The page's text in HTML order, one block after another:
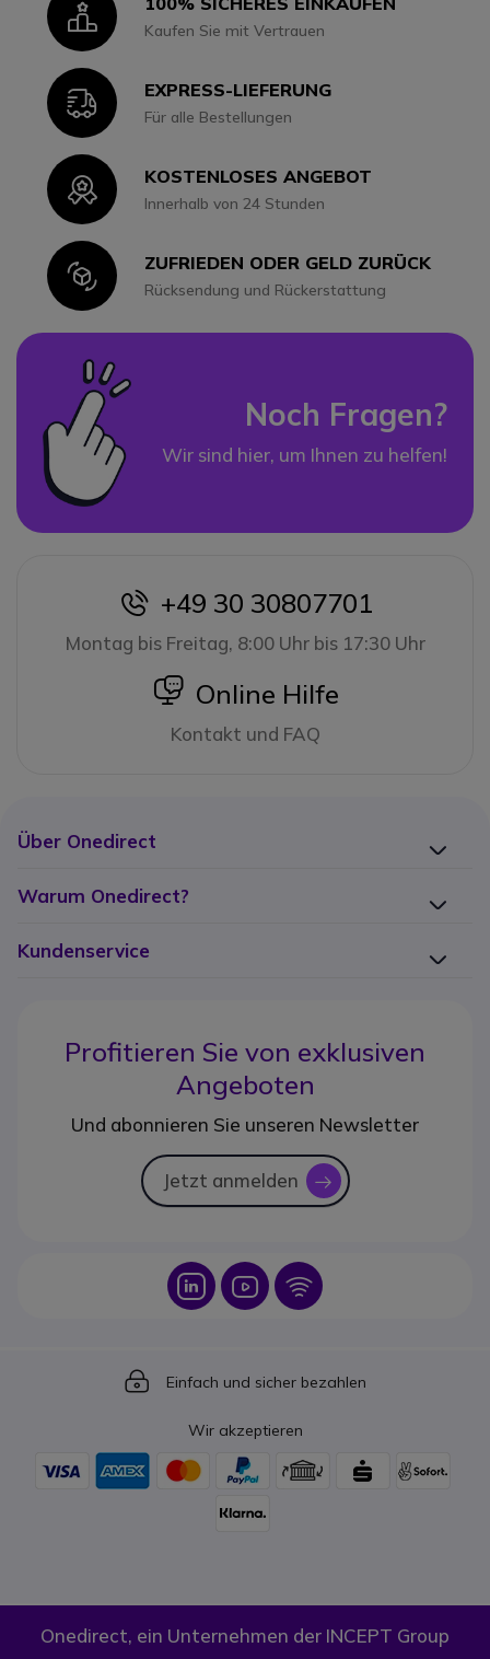
IconKaufen Sie mit Vertrauen
IconEXPRESS-LIEFERUNG
Für alle Bestellungen
IconKOSTENLOSES ANGEBOT
Innerhalb von 24 Stunden
IconZUFRIEDEN ODER GELD ZURÜCK
Rücksendung und Rückerstattung
Noch Fragen?
Wir sind hier, um Ihnen zu helfen!
icon
+49 30 30807701
Montag bis Freitag, 8:00 Uhr bis 17:30 Uhr
icon
Online Hilfe
Kontakt und FAQ
Über Onedirect
Warum Onedirect?
Kundenservice
Profitieren Sie von exklusiven
Angeboten
Und abonnieren Sie unseren Newsletter
Jetzt anmelden icon
Icon Icon Icon
Icon
Einfach und sicher bezahlen
Wir akzeptieren
Onedirect, ein Unternehmen der INCEPT Group